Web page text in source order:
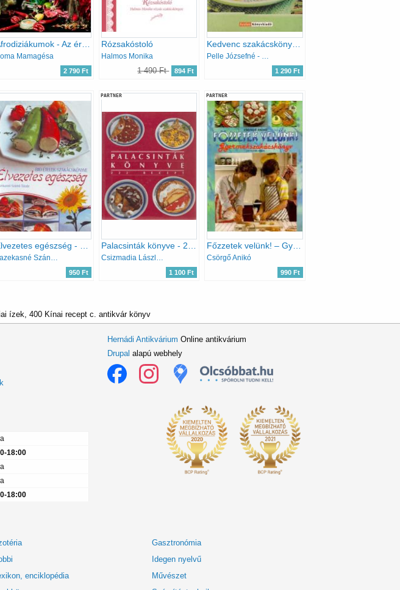
Afrodiziákumok - Az érzékletektől az érzékiségig - vágykeltő receptjeim gyűjteménye
Mamagésa
2 790 Ft
Rózsakóstoló
Halmos Monika
1 490 Ft 894 Ft
Pelle Józsefné - Nagy Elvira
1 290 Ft
950 Ft
PARTNER
1 100 Ft
PARTNER
Csörgő Anikó
990 Ft
ízek, 400 Kínai recept c. antikvár könyv
18:00
18:00
Hernádi Antikvárium Online antikvárium
Drupal alapú webhely
Gasztronómia
Idegen nyelvű
enciklopédia
Művészet